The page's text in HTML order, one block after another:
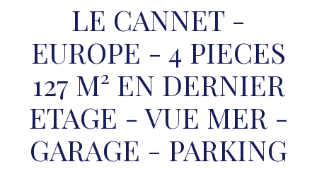
LE CANNET -
EUROPE - 4 PIECES
127 M² EN DERNIER
ETAGE - VUE MER -
GARAGE - PARKING